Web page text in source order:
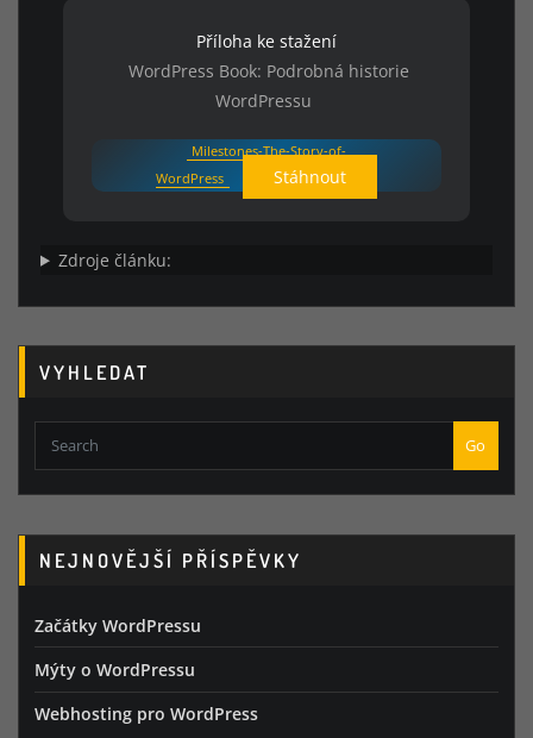
Příloha ke stažení
WordPress Book: Podrobná historie
WordPressu
Milestones-The-Story-of-
WordPress
Stáhnout
Zdroje článku:
VYHLEDAT
Go
NEJNOVĚJŠÍ PŘÍSPĚVKY
Začátky WordPressu
Mýty o WordPressu
Webhosting pro WordPress